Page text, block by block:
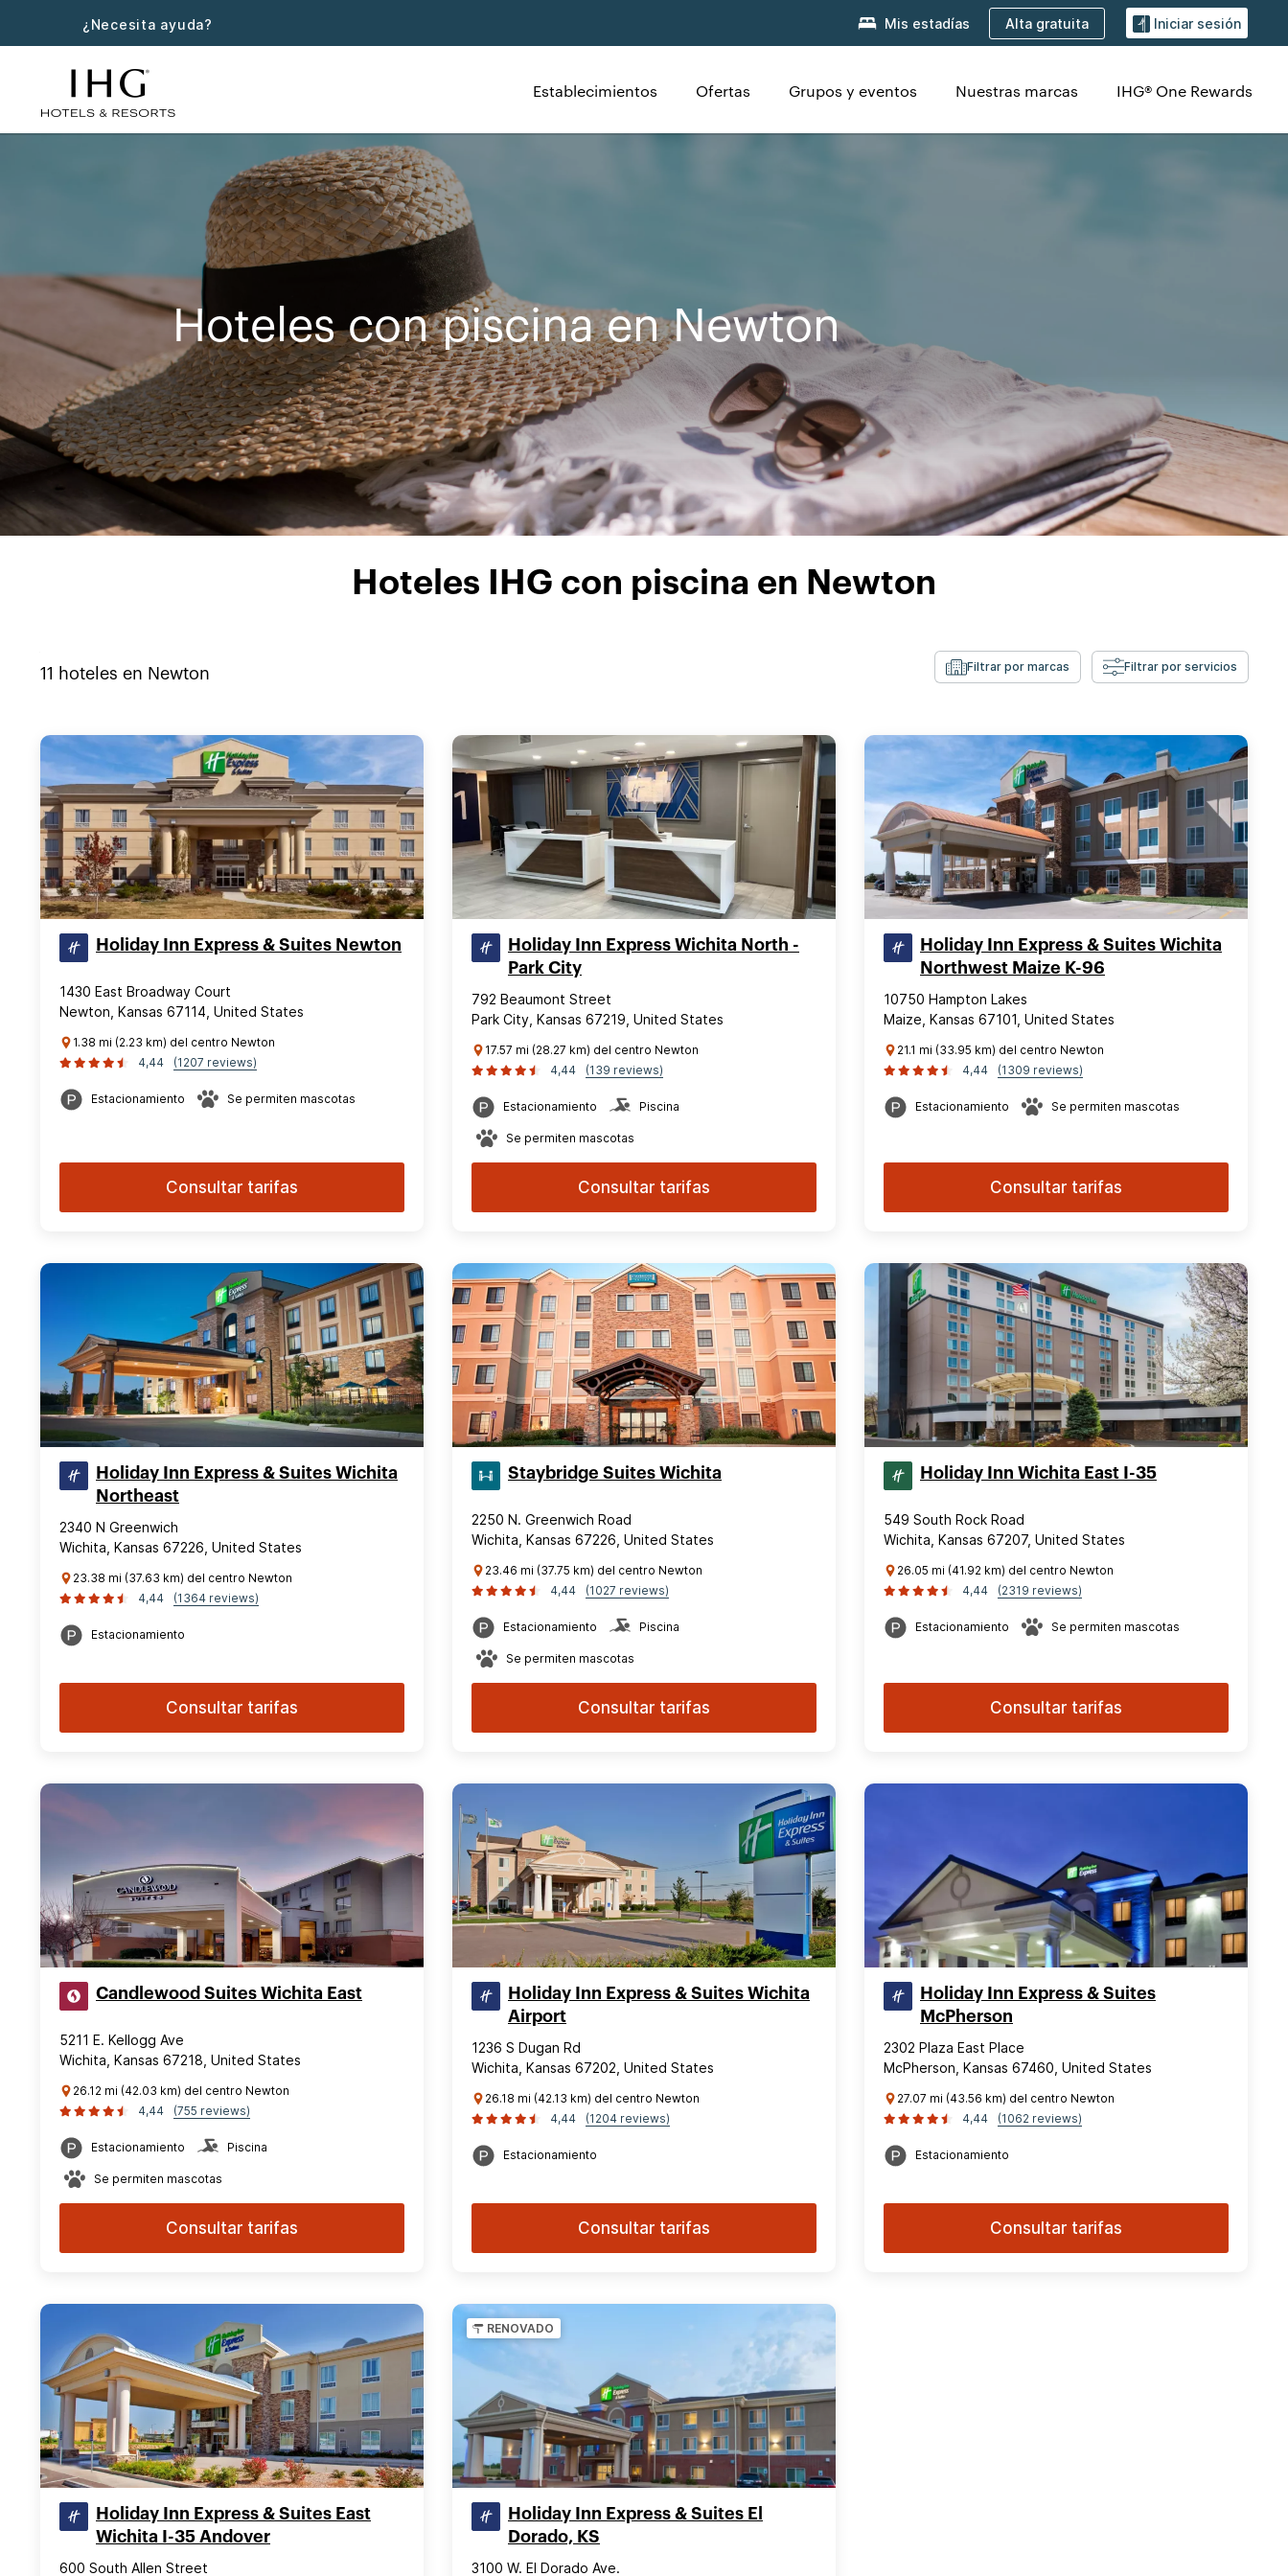
¿Necesita ayuda? Mis estadías Alta gratuita Iniciar sesión
Establecimientos Ofertas Grupos y eventos Nuestras marcas IHG® One Rewards
Hoteles con piscina en Newton
Hoteles IHG con piscina en Newton
11 hoteles en Newton Filtrar por marcas Filtrar por servicios
Holiday Inn Express & Suites Newton
1430 East Broadway Court
Newton, Kansas 67114, United States
1.38 mi (2.23 km) del centro Newton
4,44
(1207 reviews)
Estacionamiento Se permiten mascotas
Consultar tarifas
Holiday Inn Express Wichita North -
Park City
792 Beaumont Street
Park City, Kansas 67219, United States
17.57 mi (28.27 km) del centro Newton
4,44
(139 reviews)
Estacionamiento Piscina
Se permiten mascotas
Consultar tarifas
Holiday Inn Express & Suites Wichita
Northwest Maize K-96
10750 Hampton Lakes
Maize, Kansas 67101, United States
21.1 mi (33.95 km) del centro Newton
4,44
(1309 reviews)
Estacionamiento Se permiten mascotas
Consultar tarifas
Holiday Inn Express & Suites Wichita
Northeast
2340 N Greenwich
Wichita, Kansas 67226, United States
23.38 mi (37.63 km) del centro Newton
4,44
(1364 reviews)
Estacionamiento
Consultar tarifas
Staybridge Suites Wichita
2250 N. Greenwich Road
Wichita, Kansas 67226, United States
23.46 mi (37.75 km) del centro Newton
4,44
(1027 reviews)
Estacionamiento Piscina
Se permiten mascotas
Consultar tarifas
Holiday Inn Wichita East I-35
549 South Rock Road
Wichita, Kansas 67207, United States
26.05 mi (41.92 km) del centro Newton
4,44
(2319 reviews)
Estacionamiento Se permiten mascotas
Consultar tarifas
Candlewood Suites Wichita East
5211 E. Kellogg Ave
Wichita, Kansas 67218, United States
26.12 mi (42.03 km) del centro Newton
4,44
(755 reviews)
Estacionamiento Piscina
Se permiten mascotas
Consultar tarifas
Holiday Inn Express & Suites Wichita
Airport
1236 S Dugan Rd
Wichita, Kansas 67202, United States
26.18 mi (42.13 km) del centro Newton
4,44
(1204 reviews)
Estacionamiento
Consultar tarifas
Holiday Inn Express & Suites
McPherson
2302 Plaza East Place
McPherson, Kansas 67460, United States
27.07 mi (43.56 km) del centro Newton
4,44
(1062 reviews)
Estacionamiento
Consultar tarifas
Holiday Inn Express & Suites East
Wichita I-35 Andover
600 South Allen Street
RENOVADO
Holiday Inn Express & Suites El
Dorado, KS
3100 W. El Dorado Ave.